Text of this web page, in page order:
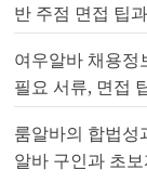
반 주점 면접 팁
여우알바 채용정
필요 서류, 면접
룸알바의 합법성
알바 구인과 초